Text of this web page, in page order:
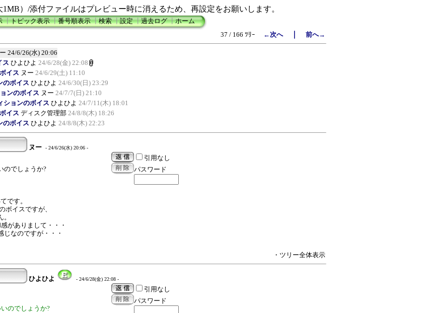
）/添付ファイルはプレビュー時に消えるため、再設定をお願いします。
┃トピック表示┃番号順表示┃検索┃設定┃過去ログ┃ホーム
37 / 166 ﾂﾘｰ
←次へ｜ 前へ→
24/6/26(水) 20:06
ス ひよひよ 24/6/28(金) 22:08
イス ヌー 24/6/29(土) 11:10
のボイス ひよひよ 24/6/30(日) 23:29
ンのボイス ヌー 24/7/7(日) 21:10
ションのボイス ひよひよ 24/7/11(木) 18:01
イス ディスク管理部 24/8/8(木) 18:26
のボイス ひよひよ 24/8/8(木) 22:23
ヌー - 24/6/26(水) 20:06 -
のでしょうか?
です。
ボイスですが、
がありまして・・・
じなのですが・・・
引用なし
パスワード
・ツリー全体表示
ひよひよ - 24/6/28(金) 22:08 -
のでしょうか?
引用なし
パスワード